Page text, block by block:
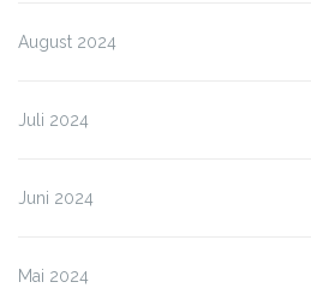
August 2024
Juli 2024
Juni 2024
Mai 2024